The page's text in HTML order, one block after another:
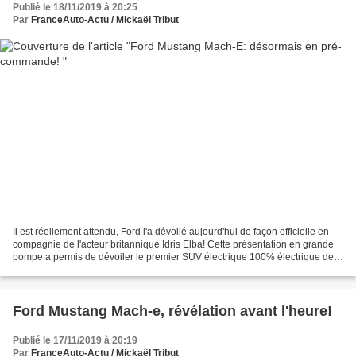
Publié le 18/11/2019 à 20:25
Par FranceAuto-Actu / Mickaël Tribut
Il est réellement attendu, Ford l'a dévoilé aujourd'hui de façon officielle en
compagnie de l'acteur britannique Idris Elba! Cette présentation en grande
pompe a permis de dévoiler le premier SUV électrique 100% électrique de
Ford Mustang Mach-e, révélation avant l'heure!
Publié le 17/11/2019 à 20:19
Par FranceAuto-Actu / Mickaël Tribut